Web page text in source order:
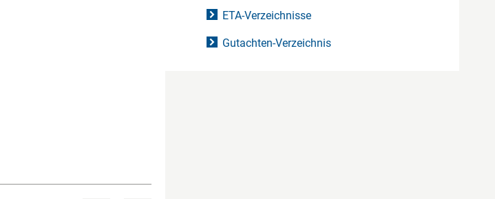
ETA-Verzeichnisse
Gutachten-Verzeichnis